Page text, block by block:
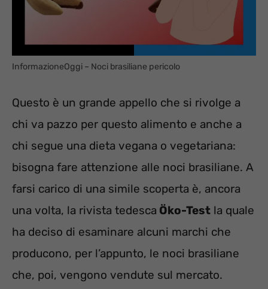
InformazioneOggi – Noci brasiliane pericolo
Questo è un grande appello che si rivolge a
chi va pazzo per questo alimento e anche a
chi segue una dieta vegana o vegetariana:
bisogna fare attenzione alle noci brasiliane. A
farsi carico di una simile scoperta è, ancora
una volta, la rivista tedesca Öko-Test la quale
ha deciso di esaminare alcuni marchi che
producono, per l’appunto, le noci brasiliane
che, poi, vengono vendute sul mercato.